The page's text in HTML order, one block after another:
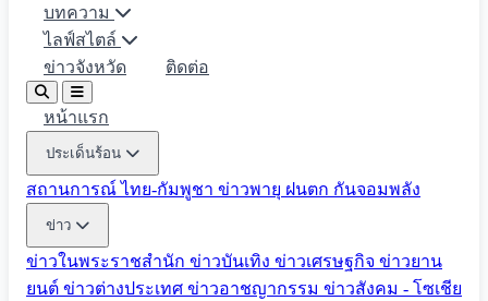
บทความ
ไลฟ์สไตล์
ข่าวจังหวัด
ติดต่อ
หน้าแรก
ประเด็นร้อน
สถานการณ์ ไทย-กัมพูชา ข่าวพายุ ฝนตก กันจอมพลัง
ข่าว
ข่าวในพระราชสำนัก ข่าวบันเทิง ข่าวเศรษฐกิจ ข่าวยาน
ยนต์ ข่าวต่างประเทศ ข่าวอาชญากรรม ข่าวสังคม - โซเชีย